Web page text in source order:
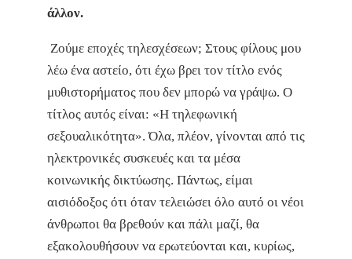
άλλον.
Ζούμε εποχές τηλεσχέσεων; Στους φίλους μου
λέω ένα αστείο, ότι έχω βρει τον τίτλο ενός
μυθιστορήματος που δεν μπορώ να γράψω. Ο
τίτλος αυτός είναι: «Η τηλεφωνική
σεξουαλικότητα». Όλα, πλέον, γίνονται από τις
ηλεκτρονικές συσκευές και τα μέσα
κοινωνικής δικτύωσης. Πάντως, είμαι
αισιόδοξος ότι όταν τελειώσει όλο αυτό οι νέοι
άνθρωποι θα βρεθούν και πάλι μαζί, θα
εξακολουθήσουν να ερωτεύονται και, κυρίως,